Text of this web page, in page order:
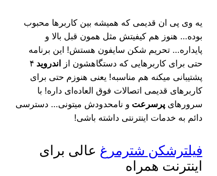
یه وی پی ان قدیمی که همیشه بین کاربرها محبوب
بوده… هنوز هم کیفیتش مثل همون قبل بالا و
پایداره… تحریم شکن سایفون هستش! این برنامه
حتی برای کاربرهایی که دستگاهشون از
اندروید ۴
پشتیبانی میکنه هم مناسبه! یعنی هنوزم حتی برای
کاربرهای قدیمی اتصالات فوق العاده‌ای داره! با
سرورهایپرسرعت و نامحدودش میتونی… دسترسی
دائم به خدمات اینترنتی داشته باشی!
فیلترشکن شترمرغ عالی برای
اینترنت همراه